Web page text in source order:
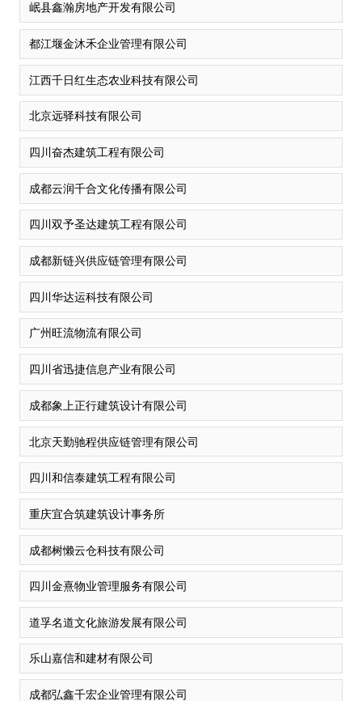
岷县鑫瀚房地产开发有限公司
都江堰金沐禾企业管理有限公司
江西千日红生态农业科技有限公司
北京远驿科技有限公司
四川奋杰建筑工程有限公司
成都云润千合文化传播有限公司
四川双予圣达建筑工程有限公司
成都新链兴供应链管理有限公司
四川华达运科技有限公司
广州旺流物流有限公司
四川省迅捷信息产业有限公司
成都象上正行建筑设计有限公司
北京天勤驰程供应链管理有限公司
四川和信泰建筑工程有限公司
重庆宜合筑建筑设计事务所
成都树懒云仓科技有限公司
四川金熹物业管理服务有限公司
道孚名道文化旅游发展有限公司
乐山嘉信和建材有限公司
成都弘鑫千宏企业管理有限公司